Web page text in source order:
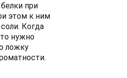
при
этом к ним
Когда
нужно
ложку